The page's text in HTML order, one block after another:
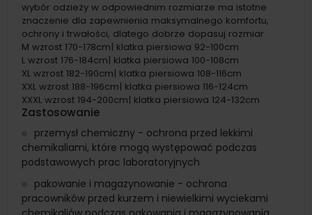
wybór odzieży w odpowiednim rozmiarze ma istotne
znaczenie dla zapewnienia maksymalnego komfortu,
ochrony i trwałości, dlatego dobrze dopasuj rozmiar
M wzrost 170-178cm| klatka piersiowa 92-100cm
L wzrost 176-184cm| klatka piersiowa 100-108cm
XL wzrost 182-190cm| klatka piersiowa 108-116cm
XXL wzrost 188-196cm| klatka piersiowa 116-124cm
XXXL wzrost 194-200cm| klatka piersiowa 124-132cm
Zastosowanie
przemysł chemiczny - ochrona przed lekkimi
chemikaliami, które mogą występować podczas
podstawowych prac laboratoryjnych
pakowanie i magazynowanie - ochrona
pracowników przed kurzem i niewielkimi wyciekami